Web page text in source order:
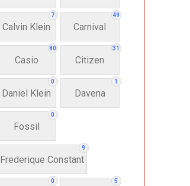
7
Calvin Klein
49
Carnival
80
Casio
31
Citizen
0
Daniel Klein
1
Davena
0
Fossil
9
Frederique Constant
0 5